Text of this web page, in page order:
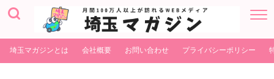
埼玉マガジンとは 会社概要 お問い合わせ プライバシーポリシー